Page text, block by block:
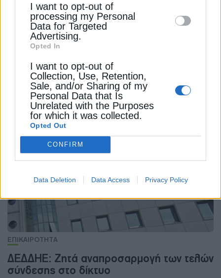
disclose it to other third parties.
I want to opt-out of
processing my Personal
Data for Targeted
Advertising.
Opted In
I want to opt-out of
Collection, Use, Retention,
Sale, and/or Sharing of my
Personal Data that Is
Unrelated with the Purposes
for which it was collected.
Opted Out
CONFIRM
Data Deletion Data Access Privacy Policy
ΕΠΙΚΑΙΡΟΤΗΤΑ
Πρόταση αναθεώρησης του Σχεδίου
Ανάκαμψης υπέβαλε η Ελλάδα στην ΕΕ
4 Νοεμβρίου 2025
ΕΠΙΚΑΙΡΟΤΗΤΑ
ΔΕΔΔΗΕ: Ζητά αναπροσαρμογή των τελών
σύνδεσης στο δίκτυο